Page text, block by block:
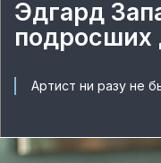
Эдгард
подросших
Артист ни разу не